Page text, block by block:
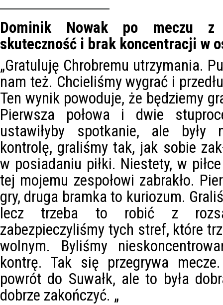
Dominik Nowak po meczu z
skuteczność i brak koncentracji w
„Gratuluję Chrobremu utrzymania.
nam też. Chcieliśmy wygrać i
Ten wynik powoduje, że będziemy
Pierwsza połowa i dwie
ustawiłyby spotkanie, ale były
kontrolę, graliśmy tak, jak sobie
w posiadaniu piłki. Niestety, w
tej mojemu zespołowi zabrakło.
gry, druga bramka to kuriozum.
lecz trzeba to robić z
zabezpieczyliśmy tych stref, które
wolnym. Byliśmy
kontrę. Tak się przegrywa
powrót do Suwałk, ale to była
dobrze zakończyć. „